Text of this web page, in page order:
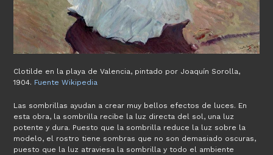
Clotilde en la playa de Valencia, pintado por Joaquín Sorolla,
1904. Fuente Wikipedia
Las sombrillas ayudan a crear muy bellos efectos de luces. En
esta obra, la sombrilla recibe la luz directa del sol, una luz
potente y dura. Puesto que la sombrilla reduce la luz sobre la
modelo, el rostro tiene sombras que no son demasiado oscuras,
puesto que la luz atraviesa la sombrilla y todo el ambiente